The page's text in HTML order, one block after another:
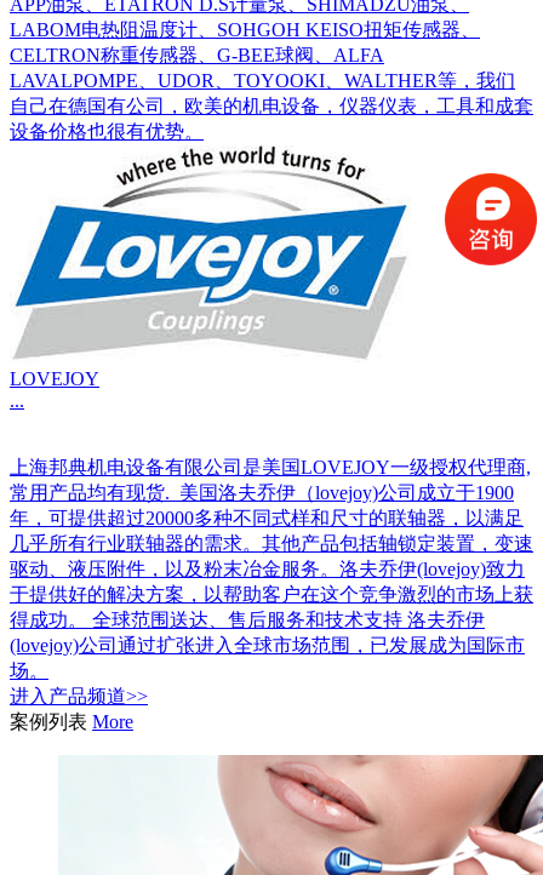
LABOM电热阻温度计、SOHGOH KEISO扭矩传感器、
CELTRON称重传感器、G-BEE球阀、ALFA
LAVALPOMPE、UDOR、TOYOOKI、WALTHER等，我们
自己在德国有公司，欧美的机电设备，仪器仪表，工具和成套
设备价格也很有优势。
LOVEJOY
...
上海邦典机电设备有限公司是美国LOVEJOY一级授权代理商,
常用产品均有现货. 美国洛夫乔伊（lovejoy)公司成立于1900
年，可提供超过20000多种不同式样和尺寸的联轴器，以满足
几乎所有行业联轴器的需求。其他产品包括轴锁定装置，变速
驱动、液压附件，以及粉末冶金服务。洛夫乔伊(lovejoy)致力
于提供好的解决方案，以帮助客户在这个竞争激烈的市场上获
得成功。 全球范围送达、售后服务和技术支持 洛夫乔伊
(lovejoy)公司通过扩张进入全球市场范围，已发展成为国际市
场。
进入 产品频道>>
案例列表 More